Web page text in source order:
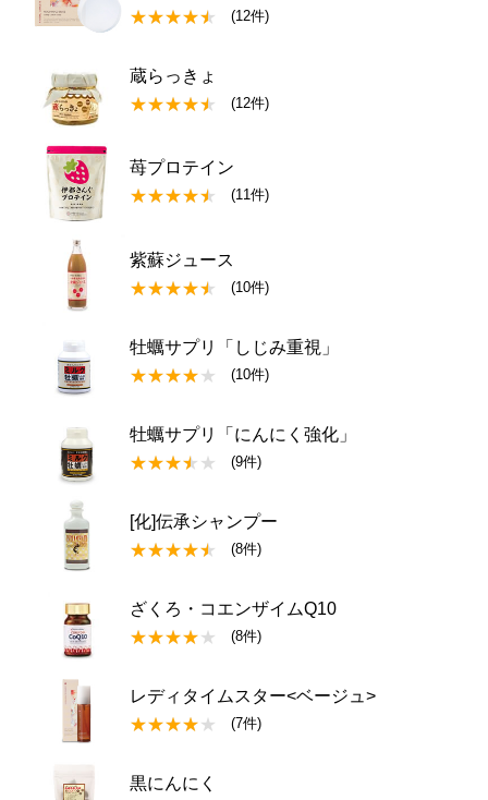
(12件)
蔵らっきょ
(12件)
苺プロテイン
(11件)
紫蘇ジュース
(10件)
牡蠣サプリ「しじみ重視」
(10件)
牡蠣サプリ「にんにく強化」
(9件)
[化]伝承シャンプー
(8件)
ざくろ・コエンザイムQ10
(8件)
レディタイムスター<ベージュ>
(7件)
黒にんにく